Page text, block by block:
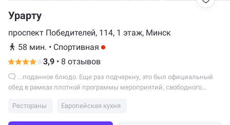
Урарту
проспект Победителей, 114, 1 этаж, Минск
58 мин. • Спортивная
3,9 • 8 отзывов
обед в рамках плотной программы мероприятий, свободного
Рестораны
Европейская кухня